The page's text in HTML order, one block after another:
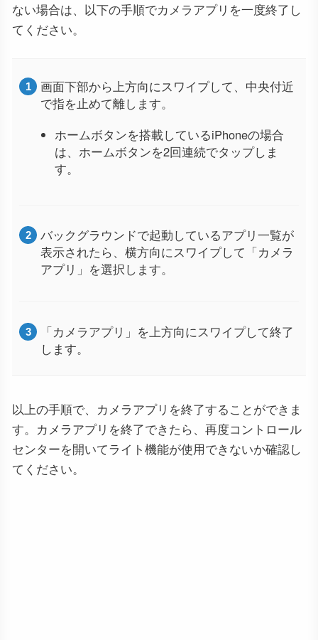
ない場合は、以下の手順でカメラアプリを一度終了し
てください。
画面下部から上方向にスワイプして、中央付近
で指を止めて離します。
ホームボタンを搭載しているiPhoneの場合
は、ホームボタンを2回連続でタップしま
す。
バックグラウンドで起動しているアプリ一覧が
表示されたら、横方向にスワイプして「カメラ
アプリ」を選択します。
「カメラアプリ」を上方向にスワイプして終了
します。
以上の手順で、カメラアプリを終了することができま
す。カメラアプリを終了できたら、再度コントロール
センターを開いてライト機能が使用できないか確認し
てください。